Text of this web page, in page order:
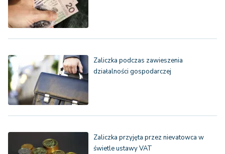
Zaliczka podczas zawieszenia
działalności gospodarczej
Zaliczka przyjęta przez nievatowca w
świetle ustawy VAT